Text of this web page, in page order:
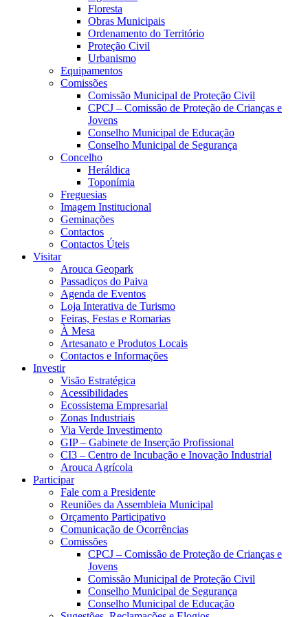
Floresta
Obras Municipais
Ordenamento do Território
Proteção Civil
Urbanismo
Equipamentos
Comissões
Comissão Municipal de Proteção Civil
CPCJ – Comissão de Proteção de Crianças e
Jovens
Conselho Municipal de Educação
Conselho Municipal de Segurança
Concelho
Heráldica
Toponímia
Freguesias
Imagem Institucional
Geminações
Contactos
Contactos Úteis
Visitar
Arouca Geopark
Passadiços do Paiva
Agenda de Eventos
Loja Interativa de Turismo
Feiras, Festas e Romarias
À Mesa
Artesanato e Produtos Locais
Contactos e Informações
Investir
Visão Estratégica
Acessibilidades
Ecossistema Empresarial
Zonas Industriais
Via Verde Investimento
GIP – Gabinete de Inserção Profissional
CI3 – Centro de Incubação e Inovação Industrial
Arouca Agrícola
Participar
Fale com a Presidente
Reuniões da Assembleia Municipal
Orçamento Participativo
Comunicação de Ocorrências
Comissões
CPCJ – Comissão de Proteção de Crianças e
Jovens
Comissão Municipal de Proteção Civil
Conselho Municipal de Segurança
Conselho Municipal de Educação